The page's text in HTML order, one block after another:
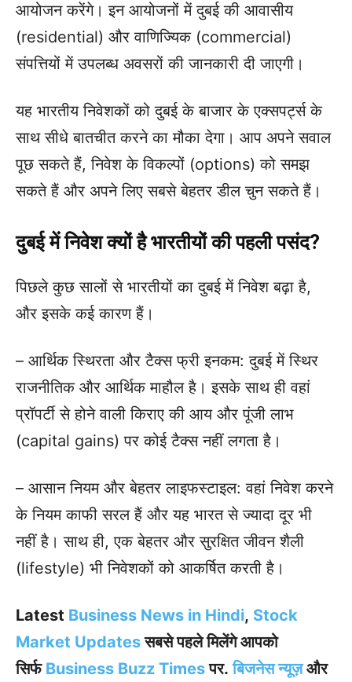
आयोजन करेंगे। इन आयोजनों में दुबई की आवासीय
(residential) और वाणिज्यिक (commercial)
संपत्तियों में उपलब्ध अवसरों की जानकारी दी जाएगी।
यह भारतीय निवेशकों को दुबई के बाजार के एक्सपर्ट्स के
साथ सीधे बातचीत करने का मौका देगा। आप अपने सवाल
पूछ सकते हैं, निवेश के विकल्पों (options) को समझ
सकते हैं और अपने लिए सबसे बेहतर डील चुन सकते हैं।
दुबई में निवेश क्यों है भारतीयों की पहली पसंद?
पिछले कुछ सालों से भारतीयों का दुबई में निवेश बढ़ा है,
और इसके कई कारण हैं।
– आर्थिक स्थिरता और टैक्स फ्री इनकम: दुबई में स्थिर
राजनीतिक और आर्थिक माहौल है। इसके साथ ही वहां
प्रॉपर्टी से होने वाली किराए की आय और पूंजी लाभ
(capital gains) पर कोई टैक्स नहीं लगता है।
– आसान नियम और बेहतर लाइफस्टाइल: वहां निवेश करने
के नियम काफी सरल हैं और यह भारत से ज्यादा दूर भी
नहीं है। साथ ही, एक बेहतर और सुरक्षित जीवन शैली
(lifestyle) भी निवेशकों को आकर्षित करती है।
Latest Business News in Hindi, Stock
Market Updatesसबसे पहले मिलेंगे आपको
सिर्फ Business Buzz Timesपर.बिजनेस न्यूज़और